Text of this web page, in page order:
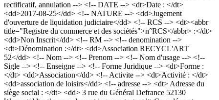
rectificatif, annulation --> <!-- DATE --> <dt>Date : </dt>
<dd>2017-08-25</dd> <!-- NATURE --> <dd>Jugement
d'ouverture de liquidation judiciaire</dd> <!-- RCS --> <dt><abbr
title="Registre du commerce et des sociétés">n°RCS</abbr> :</dt>
<dd>Non Inscrit</dd> <!-- RM --> <!-- denomination -->
<dt>Dénomination :</dt> <dd>Association RECYCL'ART
52</dd> <!-- Nom --> <!-- Prenom --> <!-- Nom d'usage --> <!--
Sigle --> <!-- Enseigne --> <!-- Forme Juridique --> <dt>Forme :
</dt> <dd>Association</dd> <!-- Activite --> <dt>Activité : </dt>
<dd>association de loisirs</dd> <!-- adresse --> <dt> Adresse du
siège social : </dt> <dd> 3 rue du Général Defrance 52130